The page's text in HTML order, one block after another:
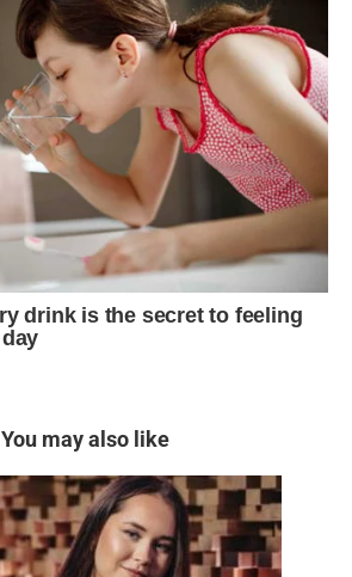
You may also like